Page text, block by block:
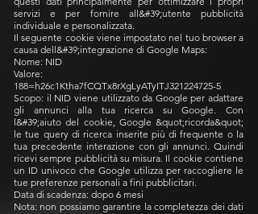
servizi e per fornire all&#39;utente pubblicità
individuale e personalizzata.
Il seguente cookie viene impostato nel tuo browser a
causa dell&#39;integrazione di Google Maps:
Nome: NID
Valore:
188=h26c1Ktha7fCQTx8rXgLyATyITJ321224725-5
Scopo: il NID viene utilizzato da Google per adattare
gli annunci alla tua ricerca su Google. Con
l&#39;aiuto del cookie, Google &quot;ricorda&quot;
le tue query di ricerca inserite più di frequente o la
tua precedente interazione con gli annunci. Quindi
ricevi sempre pubblicità su misura. Il cookie contiene
un ID univoco che Google utilizza per raccogliere le
tue preferenze personali a fini pubblicitari.
Data di scadenza: dopo 6 mesi
Nota: non possiamo garantire la completezza dei dati